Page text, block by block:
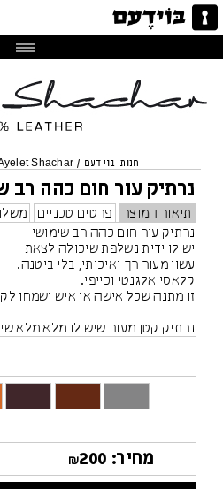
חנות בוידעם /
Shachar
נרתיק עור חום כהה רב
תיאור המוצר פרטים טכניים
נרתיק עור חום כהה רב שימושי
יש לו ידית נשלפת שיכולה לצאת
עשוי מעור רך ואיכותי, בלי ביטנה.
קלאסי אלגנטי וכייפי.
זו מתנה שכל אישה או איש ישמחו
נרתיק קטן מעור שיש לו מלא מלא
תיק איפור
תיק מסמכים חשובים
מחיר: ₪200